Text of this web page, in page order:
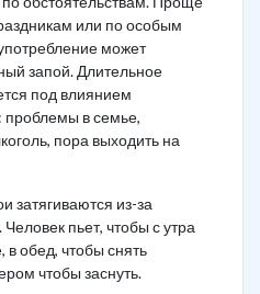
или по особым
может
запой. Длительное
под влиянием
в семье,
пора выходить на
затягиваются из-за
пьет, чтобы с утра
в обед, чтобы снять
чтобы заснуть.